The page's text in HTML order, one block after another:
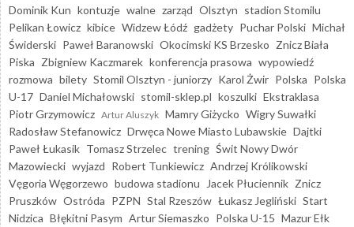
Dominik Kun kontuzje walne zarząd Olsztyn stadion Stomilu
Pelikan Łowicz kibice Widzew Łódź gadżety Puchar Polski Michał
Świderski Paweł Baranowski Okocimski KS Brzesko Znicz Biała
Piska Zbigniew Kaczmarek konferencja prasowa wypowiedź
rozmowa bilety Stomil Olsztyn - juniorzy Karol Żwir Polska Polska
U-17 Daniel Michałowski stomil-sklep.pl koszulki Ekstraklasa
Piotr Grzymowicz Artur Aluszyk Mamry Giżycko Wigry Suwałki
Radosław Stefanowicz Drwęca Nowe Miasto Lubawskie Dajtki
Paweł Łukasik Tomasz Strzelec trening Świt Nowy Dwór
Mazowiecki wyjazd Robert Tunkiewicz Andrzej Królikowski
Vęgoria Węgorzewo budowa stadionu Jacek Płuciennik Znicz
Pruszków Ostróda PZPN Stal Rzeszów Łukasz Jegliński Start
Nidzica Błękitni Pasym Artur Siemaszko Polska U-15 Mazur Ełk